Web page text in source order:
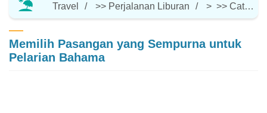
Travel >> Perjalanan Liburan > >> Catatan Perjalanan
Memilih Pasangan yang Sempurna untuk
Pelarian Bahama